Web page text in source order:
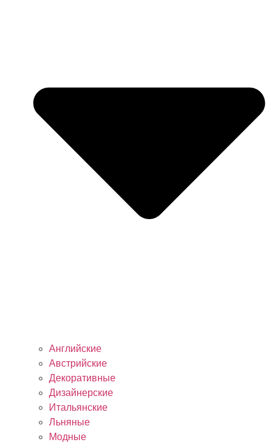
Английские
Австрийские
Декоративные
Дизайнерские
Итальянские
Льняные
Модные